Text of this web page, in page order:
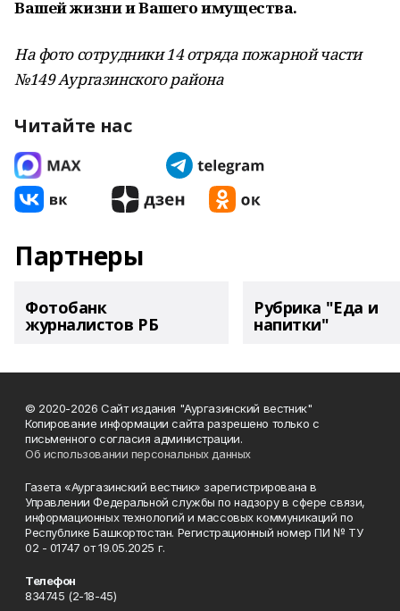
Вашей жизни и Вашего имущества.
На фото сотрудники 14 отряда пожарной части
№149 Аургазинского района
Читайте нас
Партнеры
Фотобанк
журналистов РБ
Рубрика "Еда и
напитки"
© 2020-2026 Сайт издания "Аургазинский вестник"
Копирование информации сайта разрешено только с
письменного согласия администрации.
Об использовании персональных данных
Газета «Аургазинский вестник» зарегистрирована в
Управлении Федеральной службы по надзору в сфере связи,
информационных технологий и массовых коммуникаций по
Республике Башкортостан. Регистрационный номер ПИ № ТУ
02 - 01747 от 19.05.2025 г.
Телефон
834745 (2-18-45)